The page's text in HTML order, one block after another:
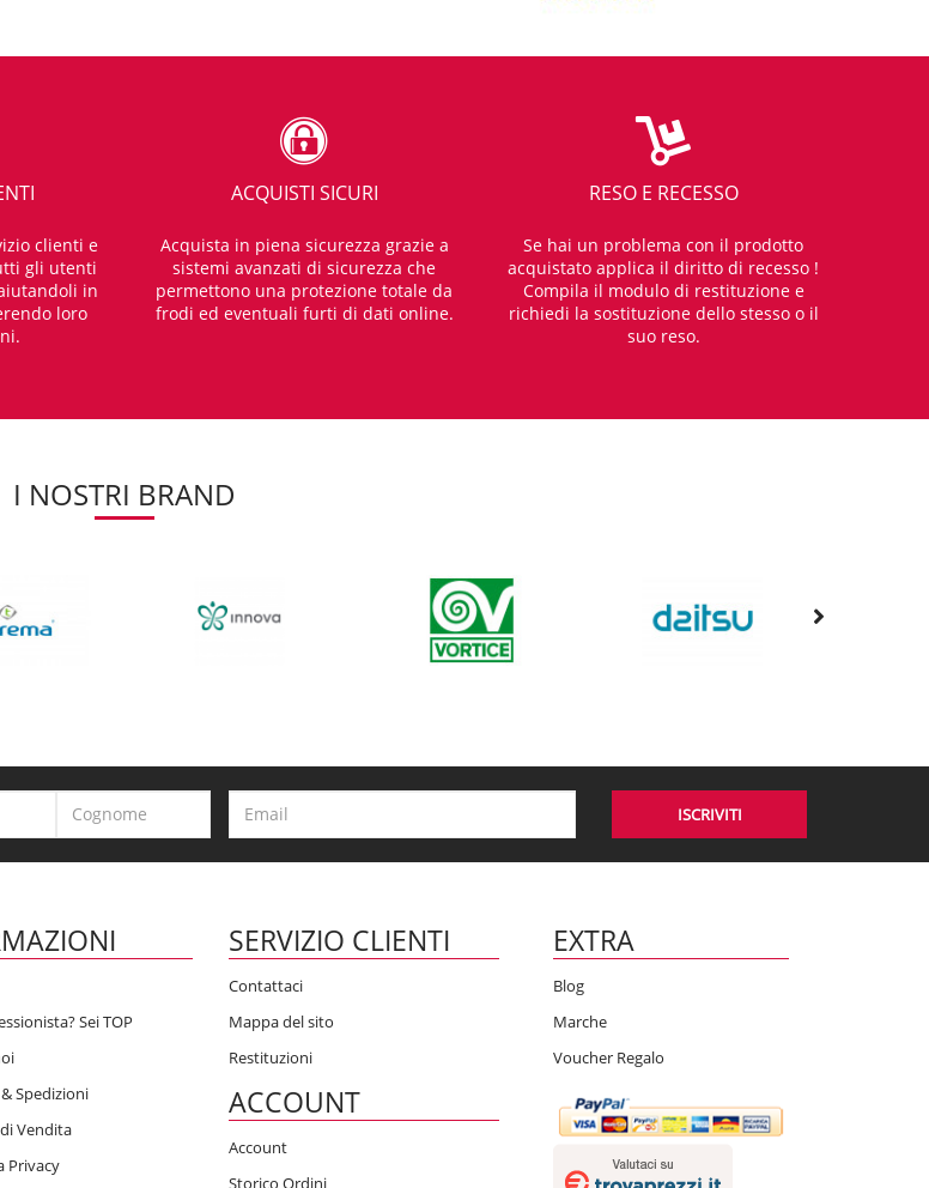
clienti e
gli utenti
in
loro
ACQUISTI SICURI
Acquista in piena sicurezza grazie a
sistemi avanzati di sicurezza che
permettono una protezione totale da
frodi ed eventuali furti di dati online.
RESO E RECESSO
Se hai un problema con il prodotto
acquistato applica il diritto di recesso !
Compila il modulo di restituzione e
richiedi la sostituzione dello stesso o il
suo reso.
I NOSTRI BRAND
ISCRIVITI
Sei TOP
Spedizioni
Vendita
Privacy
SERVIZIO CLIENTI
Contattaci
Mappa del sito
Restituzioni
ACCOUNT
Account
Storico Ordini
EXTRA
Blog
Marche
Voucher Regalo